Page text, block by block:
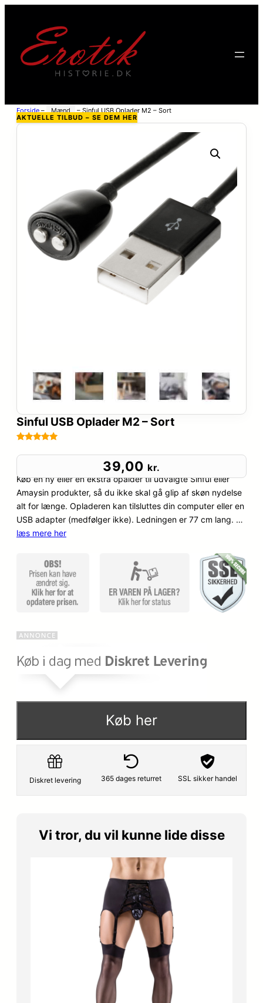
Forside– Mænd –Sinful USB Oplader M2 – Sort
AKTUELLE TILBUD – SE DEM HER
Sinful USB Oplader M2 – Sort
som
baseret på
kundebedøm
melser
39,00 kr.
Køb en ny eller en ekstra opalder til udvalgte Sinful eller
Amaysin produkter, så du ikke skal gå glip af skøn nydelse
alt for længe. Opladeren kan tilsluttes din computer eller en
USB adapter (medfølger ikke). Ledningen er 77 cm lang. …
læs mere her
Køb her
Diskret levering 365 dages returret SSL sikker handel
Vi tror, du vil kunne lide disse